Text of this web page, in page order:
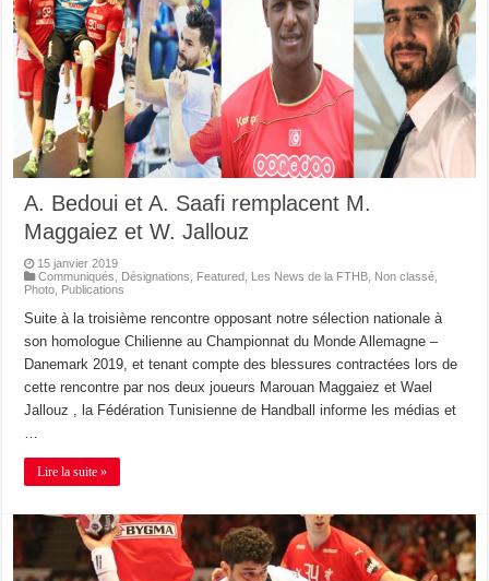
A. Bedoui et A. Saafi remplacent M.
Maggaiez et W. Jallouz
15 janvier 2019
Communiqués
Désignations Featured Les News de la FTHB Non classé
Photo Publications
Suite à la troisième rencontre opposant notre sélection nationale à
son homologue Chilienne au Championnat du Monde Allemagne –
Danemark 2019, et tenant compte des blessures contractées lors de
cette rencontre par nos deux joueurs Marouan Maggaiez et Wael
Jallouz , la Fédération Tunisienne de Handball informe les médias et
Lire la suite »